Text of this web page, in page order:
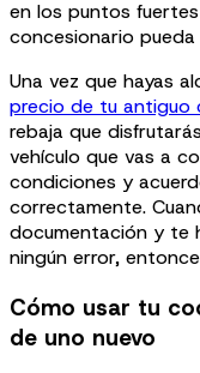
en los puntos
concesionario
Una vez que hayas
precio de tu antiguo
rebaja que
vehículo que vas a
condiciones y
correctamente.
documentación y te
ningún error,
Cómo usar tu
de uno nuevo